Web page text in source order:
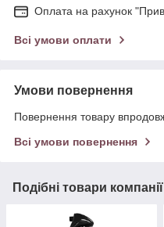
Оплата на рахунок
Всі умови оплати
Умови повернення
Повернення товару
Всі умови повернення
Подібні товари компанії